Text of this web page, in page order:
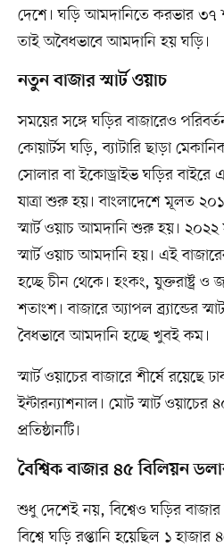
দেশে। ঘড়ি আমদানিতে করভার ৩৭
তাই অবৈধভাবে আমদানি হয় ঘড়ি।
নতুন বাজার স্মার্ট ওয়াচ
সময়ের সঙ্গে ঘড়ির বাজারেও
কোয়ার্টস ঘড়ি, ব্যাটারি ছাড়া
সোলার বা ইকোড্রাইভ ঘড়ির বাইরে
যাত্রা শুরু হয়। বাংলাদেশে মূলত
স্মার্ট ওয়াচ আমদানি শুরু হয়। ২০২২
স্মার্ট ওয়াচ আমদানি হয়। এই
হচ্ছে চীন থেকে। হংকং, যুক্তরাষ্ট্র ও
শতাংশ। বাজারে অ্যাপল ব্র্যান্ডের
বৈধভাবে আমদানি হচ্ছে খুবই কম।
স্মার্ট ওয়াচের বাজারে শীর্ষে রয়েছে
ইন্টারন্যাশনাল। মোট স্মার্ট
প্রতিষ্ঠানটি।
বৈশ্বিক বাজার ৪৫ বিলিয়ন
শুধু দেশেই নয়, বিশ্বেও ঘড়ির
বিশ্বে ঘড়ি রপ্তানি হয়েছিল ১